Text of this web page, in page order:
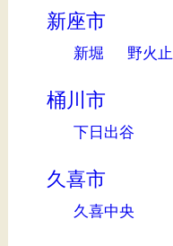
新座市
新堀 野火止
桶川市
下日出谷
久喜市
久喜中央